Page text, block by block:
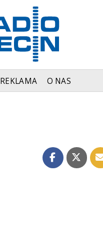
REKLAMA O NAS